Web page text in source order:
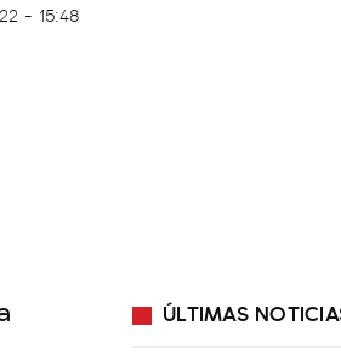
- 15:48
ÚLTIMAS